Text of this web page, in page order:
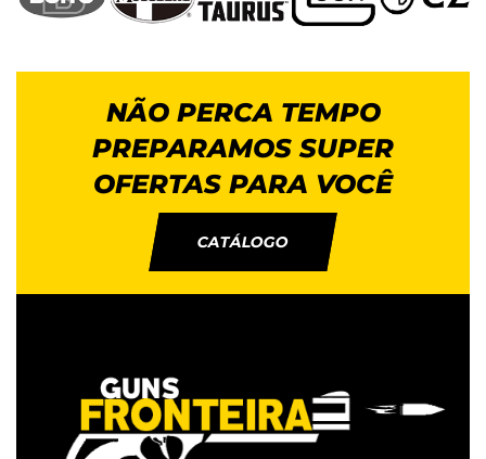
NÃO PERCA TEMPO
PREPARAMOS SUPER
OFERTAS PARA VOCÊ
CATÁLOGO